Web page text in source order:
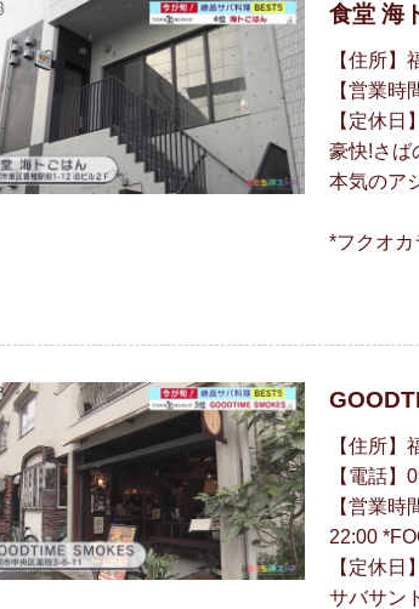
食堂 海
【住所】
【営業時
【定休日
豪快!さば
本気のア
*フクオカ
【住所】
【電話】
【営業時
22:00
【定休日
サバサン